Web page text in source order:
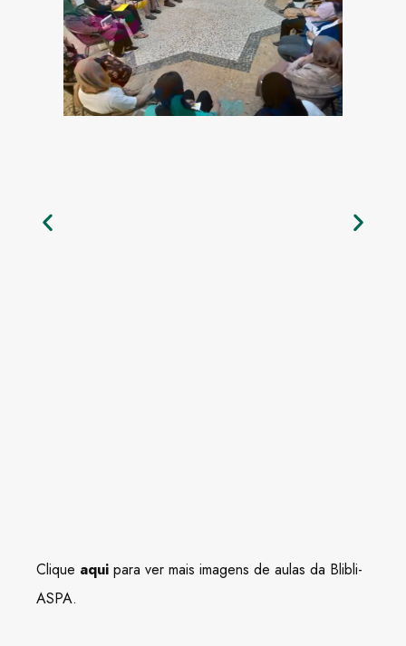
Clique aqui para ver mais imagens de aulas da Blibli-
ASPA.